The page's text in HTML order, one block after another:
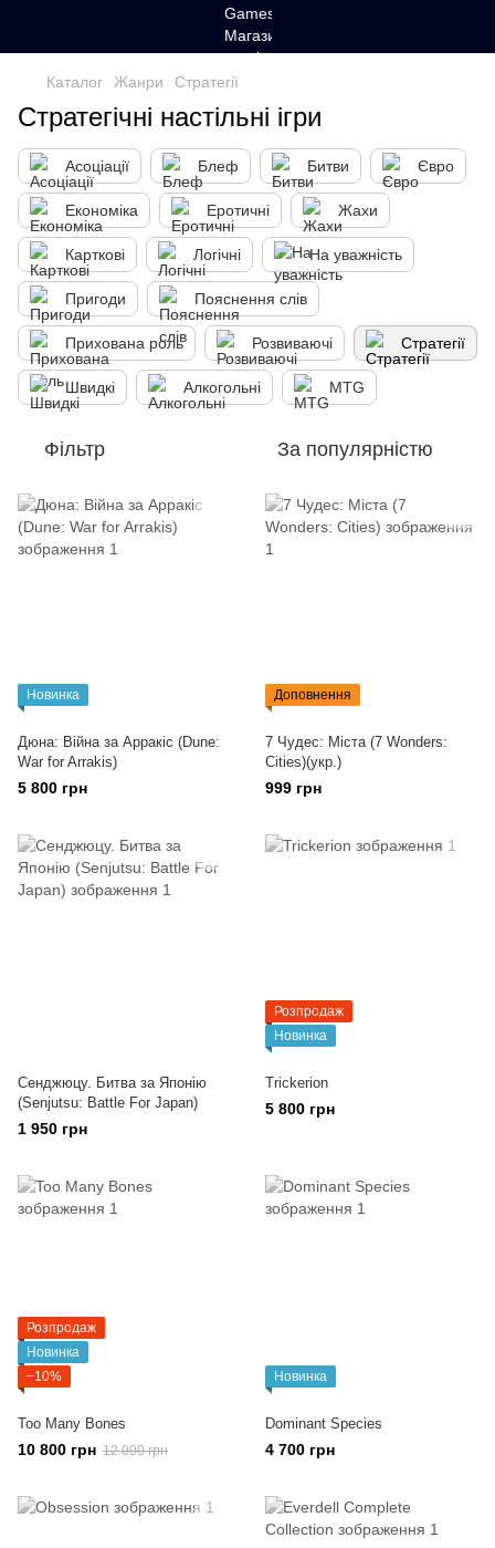
Каталог Жанри Стратегії
Стратегічні настільні ігри
Асоціації Блеф Битви Євро
Економіка Еротичні Жахи
Карткові Логічні На уважність
Пригоди Пояснення слів
Прихована роль Розвиваючі Стратегії
Швидкі Алкогольні MTG
Фільтр За популярністю
Новинка
Дюна: Війна за Арракіс (Dune:
War for Arrakis)
5 800 грн
Доповнення
7 Чудес: Міста (7 Wonders:
Cities)(укр.)
999 грн
Сенджюцу. Битва за Японію
(Senjutsu: Battle For Japan)
1 950 грн
Розпродаж
Новинка
Trickerion
5 800 грн
Розпродаж
Новинка
−10%
Too Many Bones
10 800 грн 12 000 грн
Новинка
Dominant Species
4 700 грн